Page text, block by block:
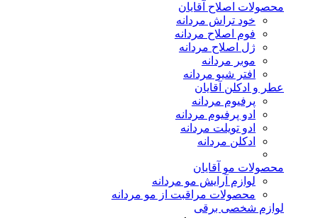
محصولات اصلاح آقایان
خود تراش مردانه
فوم اصلاح مردانه
ژل اصلاح مردانه
موبر مردانه
افتر شیو مردانه
عطر و ادکلن آقایان
پرفیوم مردانه
ادو پرفیوم مردانه
ادو تویلت مردانه
ادکلن مردانه
محصولات مو آقایان
لوازم آرایش مو مردانه
محصولات مراقبت از مو مردانه
لوازم شخصی برقی